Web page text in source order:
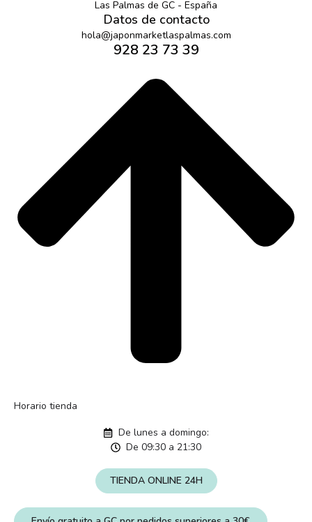
Horario tienda
De lunes a domingo:
De 09:30 a 21:30
TIENDA ONLINE 24H
Las Palmas de GC - España
Datos de contacto
hola@japonmarketlaspalmas.com
928 23 73 39